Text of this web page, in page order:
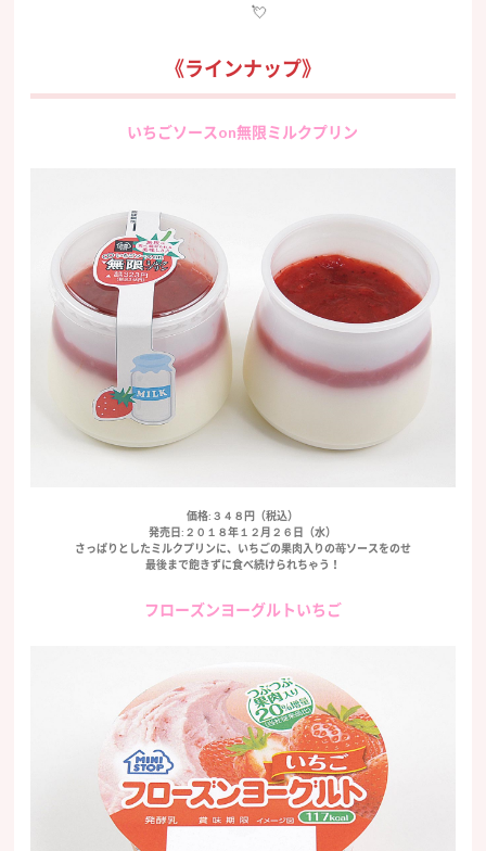
💘
《ラインナップ》
いちごソースon無限ミルクプリン
価格:３４８円（税込）
発売日:２０１８年１２月２６日（水）
さっぱりとしたミルクプリンに、いちごの果肉入りの苺ソースをのせ
最後まで飽きずに食べ続けられちゃう！
フローズンヨーグルトいちご